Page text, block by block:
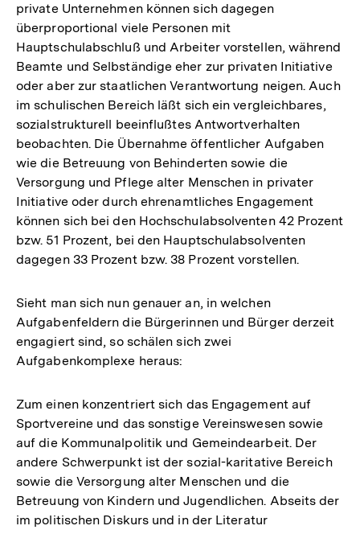
private Unternehmen können sich dagegen
überproportional viele Personen mit
Hauptschulabschluß und Arbeiter vorstellen, während
Beamte und Selbständige eher zur privaten Initiative
oder aber zur staatlichen Verantwortung neigen. Auch
im schulischen Bereich läßt sich ein vergleichbares,
sozialstrukturell beeinflußtes Antwortverhalten
beobachten. Die Übernahme öffentlicher Aufgaben
wie die Betreuung von Behinderten sowie die
Versorgung und Pflege alter Menschen in privater
Initiative oder durch ehrenamtliches Engagement
können sich bei den Hochschulabsolventen 42 Prozent
bzw. 51 Prozent, bei den Hauptschulabsolventen
dagegen 33 Prozent bzw. 38 Prozent vorstellen.
Sieht man sich nun genauer an, in welchen
Aufgabenfeldern die Bürgerinnen und Bürger derzeit
engagiert sind, so schälen sich zwei
Aufgabenkomplexe heraus:
Zum einen konzentriert sich das Engagement auf
Sportvereine und das sonstige Vereinswesen sowie
auf die Kommunalpolitik und Gemeindearbeit. Der
andere Schwerpunkt ist der sozial-karitative Bereich
sowie die Versorgung alter Menschen und die
Betreuung von Kindern und Jugendlichen. Abseits der
im politischen Diskurs und in der Literatur